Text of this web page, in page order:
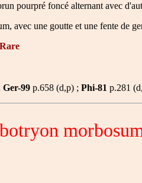
pourpré foncé alternant avec
avec une goutte et une fente de
Rare
Ger-99 p.658 (d,p) ; Phi-81 p.281